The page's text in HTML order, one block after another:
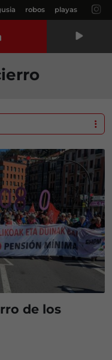
robos playas
de los